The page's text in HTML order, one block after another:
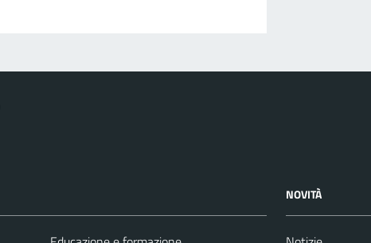
NOVITÀ